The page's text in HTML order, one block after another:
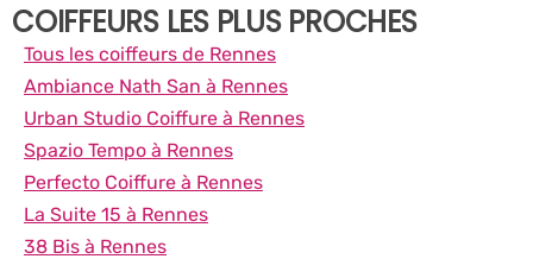
COIFFEURS LES PLUS PROCHES
Tous les coiffeurs de Rennes
Ambiance Nath San à Rennes
Urban Studio Coiffure à Rennes
Spazio Tempo à Rennes
Perfecto Coiffure à Rennes
La Suite 15 à Rennes
38 Bis à Rennes